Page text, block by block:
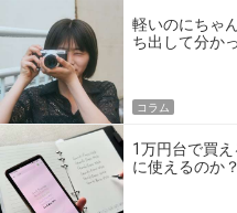
軽いのにちゃ
ち出して分か
コラム
1万円台で買え
に使えるのか